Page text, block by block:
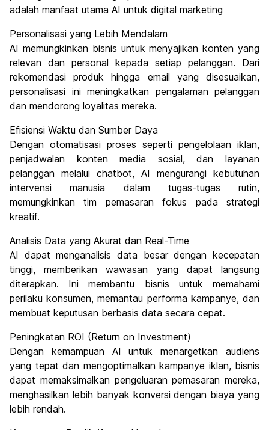
adalah manfaat utama AI untuk digital marketing
Personalisasi yang Lebih Mendalam
AI memungkinkan bisnis untuk menyajikan konten yang
relevan dan personal kepada setiap pelanggan. Dari
rekomendasi produk hingga email yang disesuaikan,
personalisasi ini meningkatkan pengalaman pelanggan
dan mendorong loyalitas mereka.
Efisiensi Waktu dan Sumber Daya
Dengan otomatisasi proses seperti pengelolaan iklan,
penjadwalan konten media sosial, dan layanan
pelanggan melalui chatbot, AI mengurangi kebutuhan
intervensi manusia dalam tugas-tugas rutin,
memungkinkan tim pemasaran fokus pada strategi
kreatif.
Analisis Data yang Akurat dan Real-Time
AI dapat menganalisis data besar dengan kecepatan
tinggi, memberikan wawasan yang dapat langsung
diterapkan. Ini membantu bisnis untuk memahami
perilaku konsumen, memantau performa kampanye, dan
membuat keputusan berbasis data secara cepat.
Peningkatan ROI (Return on Investment)
Dengan kemampuan AI untuk menargetkan audiens
yang tepat dan mengoptimalkan kampanye iklan, bisnis
dapat memaksimalkan pengeluaran pemasaran mereka,
menghasilkan lebih banyak konversi dengan biaya yang
lebih rendah.